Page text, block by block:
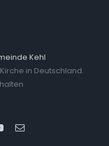
Kehl
in Deutschland.
YouTubeEmail